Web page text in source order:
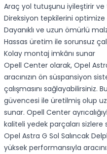
Araç yol tutuşunu iyileştirir ve
Direksiyon tepkilerini
Dayanıklı ve uzun ömürlü
Hassas üretim ile sorunsuz
Kolay montaj imkânı sunar
Opell Center olarak, Opel
aracınızın ön süspansiyon
çalışmasını sağlayabilirsiniz.
güvencesi ile üretilmiş olup
sunar. Opell Center
kaliteli yedek parçaları
Opel Astra G Sol Salıncak
yüksek performansıyla